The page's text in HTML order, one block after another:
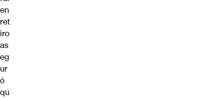
en
ret
iro
as
eg
ur
ó
qu